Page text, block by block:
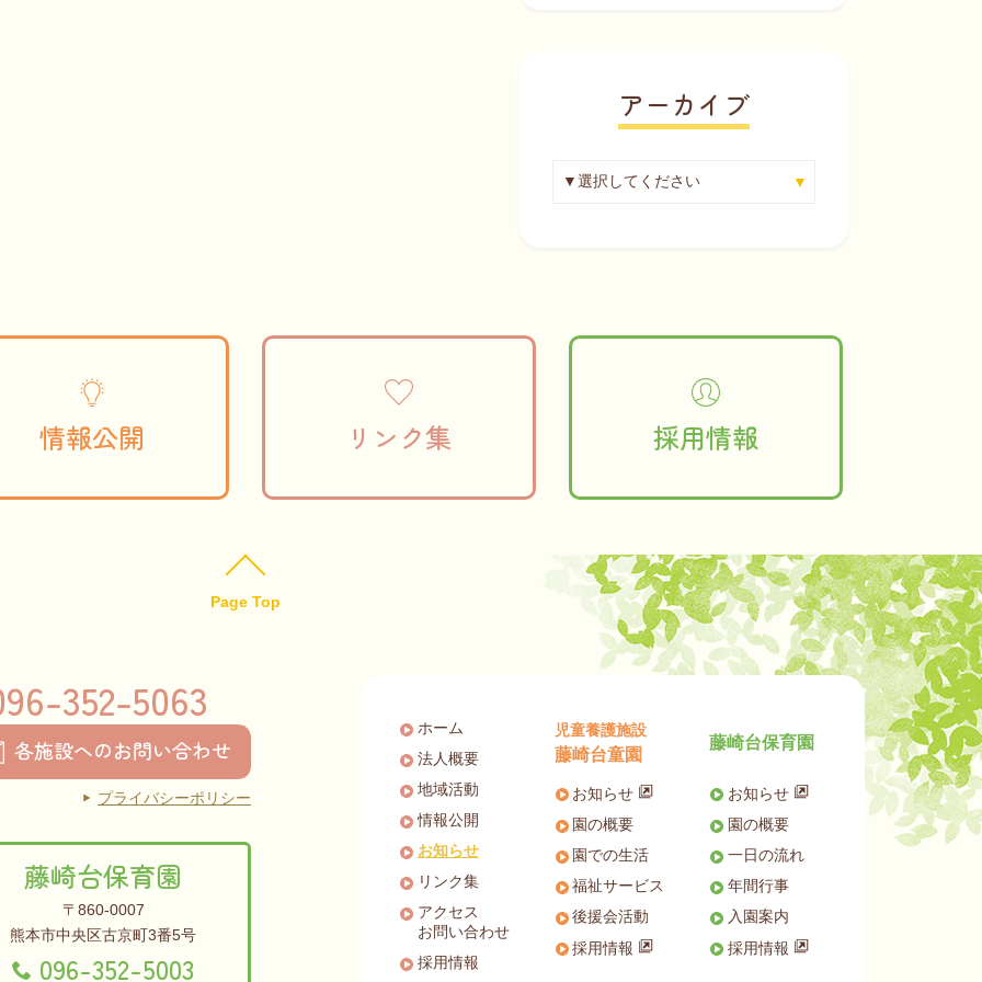
アーカイブ
情報公開 リンク集 採用情報
Page Top
352-5063
各施設へのお問い合わせ
プライバシーポリシー
藤崎台保育園
〒860-0007
熊本市中央区古京町3番5号
096-352-5003
ホーム
法人概要
地域活動
情報公開
お知らせ
リンク集
アクセス
お問い合わせ
採用情報
児童養護施設
藤崎台童園
お知らせ
園の概要
園での生活
福祉サービス
後援会活動
採用情報
藤崎台保育園
お知らせ
園の概要
一日の流れ
年間行事
入園案内
採用情報